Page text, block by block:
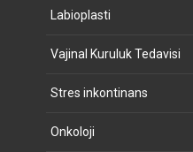
Labioplasti
Vajinal Kuruluk Tedavisi
Stres inkontinans
Onkoloji